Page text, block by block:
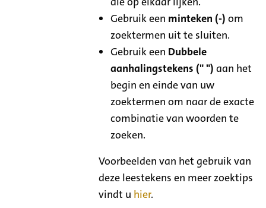
Gebruik een minteken (-) om
zoektermen uit te sluiten.
Gebruik een Dubbele
aanhalingstekens (" ") aan het
begin en einde van uw
zoektermen om naar de exacte
combinatie van woorden te
zoeken.
Voorbeelden van het gebruik van
deze leestekens en meer zoektips
vindt u hier.